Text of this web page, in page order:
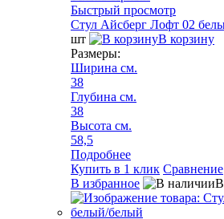
Быстрый просмотр
Стул Айсберг Лофт 02
шт
В корзину
Размеры:
Ширина см.
38
Глубина см.
38
Высота см.
58,5
Подробнее
Купить в 1 клик Сравнение
В избранное